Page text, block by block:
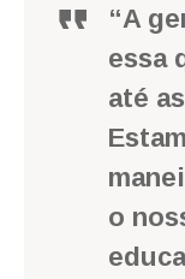
“A
essa
até
o